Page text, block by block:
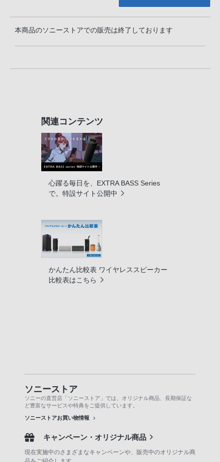
本商品のソニーストアでの販売は終了しております
関連コンテンツ
心躍る毎日を、EXTRA BASS Series
で。特設サイト公開中
かんたん比較表 ワイヤレススピーカー
比較表はこちら
ソニーストア
ソニーの直営店「ソニーストア」では、オリジナル商品、長期保証な
ど豊富なサービスや特典をご提供しています。
ソニーストアお買い物情報
キャンペーン・オリジナル商品
現在実施中のさまざまなキャンペーンや、販売中のオリジナル商